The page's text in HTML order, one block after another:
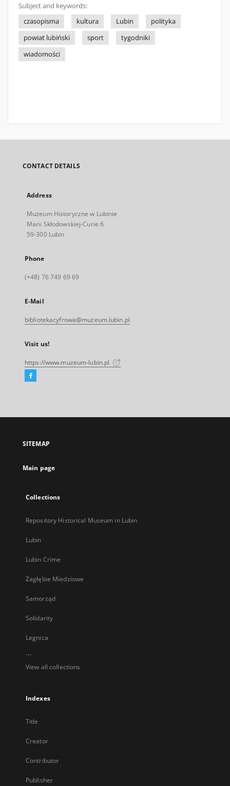
Subject and keywords:
czasopisma
kultura Lubin
polityka
powiat lubiński
sport
tygodniki
wiadomości
CONTACT DETAILS
Address
Muzeum Historyczne w Lubinie
Marii Skłodowskiej-Curie 6
59-300 Lubin
Phone
(+48) 76 749 69 69
E-Mail
bibliotekacyfrowa@muzeum.lubin.pl
Visit us!
https://www.muzeum-lubin.pl
Facebook
open
new
SITEMAP
Main page
Collections
Repository Historical Museum in Lubin
Lubin
Lubin Crime
Zagłębie Miedziowe
Samorząd
Solidarity
Legnica
...
View all collections
Indexes
Title
Creator
Contributor
Publisher